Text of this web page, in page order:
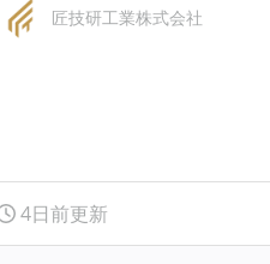
匠技研工業株式会社
4日前更新